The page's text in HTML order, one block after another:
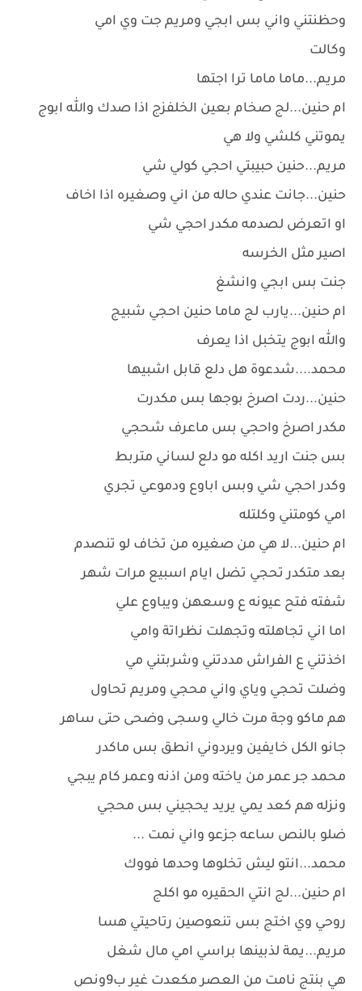
وحظنتني واني بس ابجي ومريم جت وي امي
وكالت
مريم...ماما ماما ترا اجتها
ام حنين...لج صخام بعين الخلفزج اذا صدك والله ابوج
يموتني كلشي ولا هي
مريم...حنين حبيبتي احجي كولي شي
حنين...جانت عندي حاله من اني وصغيره اذا اخاف
او اتعرض لصدمه مكدر احجي شي
اصير مثل الخرسه
جنت بس ابجي وانشغ
ام حنين...يارب لج ماما حنين احجي شبيج
والله ابوج يتخبل اذا يعرف
محمد....شدعوة هل دلع قابل اشبيها
حنين...ردت اصرخ بوجها بس مكدرت
مكدر اصرخ واحجي بس ماعرف شحجي
بس جنت اريد اكله مو دلع لساني متربط
وكدر احجي شي وبس اباوع ودموعي تجري
امي كومتني وكلتله
ام حنين...لا هي من صغيره من تخاف لو تنصدم
بعد متكدر تحجي تضل ايام اسبيع مرات شهر
شفته فتح عيونه ع وسعهن ويباوع علي
اما اني تجاهلته وتجهلت نظراتة وامي
اخذتني ع الفراش مددتني وشربتني مي
وضلت تحجي وياي واني محجي ومريم تحاول
هم ماكو وجة مرت خالي وسجى وضحى حتى ساهر
جانو الكل خايفين ويردوني انطق بس ماكدر
محمد جر عمر من ياخته ومن اذنه وعمر كام يبجي
ونزله هم كعد يمي يريد يحجيني بس محجي
ضلو بالنص ساعه جزعو واني نمت ...
محمد...انتو ليش تخلوها وحدها فووك
ام حنين...لج انتي الحقيره مو اكلج
روحي وي اختج بس تنعوصين رتاحيتي هسا
مريم...يمة لذبينها براسي امي مال شغل
هي بنتج نامت من العصر مكعدت غير ب9ونص